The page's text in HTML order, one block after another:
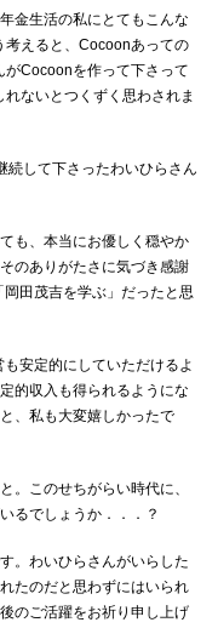
金生活の私にとてもこんな
考えると、Cocoonあっての
がCocoonを作って下さって
ないとつくずく思わされま
して下さったわいひらさん
も、本当にお優しく穏やか
のありがたさに気づき感謝
岡田茂吉を学ぶ」だったと思
も安定的にしていただけるよ
的収入も得られるようにな
、私も大変嬉しかったで
。このせちがらい時代に、
るでしょうか．．．？
。わいひらさんがいらした
たのだと思わずにはいられ
のご活躍をお祈り申し上げ